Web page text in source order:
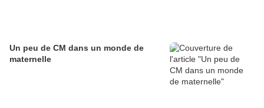
Un peu de CM dans un monde de
maternelle